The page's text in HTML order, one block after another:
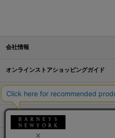
会社情報
オンラインストアショッピングガイド
店舗情報
サービス